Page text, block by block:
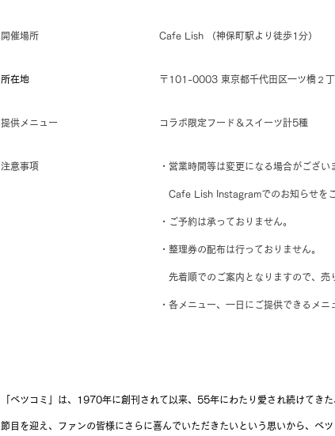
開催場所 Cafe Lish （神保町駅より徒歩1分）
所在地 〒101-0003 東京都千代田区一ツ橋２
提供メニュー コラボ限定フード＆スイーツ計5種
注意事項 ・営業時間等は変更になる場合がござい
Cafe Lish Instagramでのお知らせをご
・ご予約は承っておりません。
・整理券の配布は行っておりません。
先着順でのご案内となりますので、売
・各メニュー、一日にご提供できるメニ
「ベツコミ」は、1970年に創刊されて以来、55年にわたり愛され続けてき
節目を迎え、ファンの皆様にさらに喜んでいただきたいという思いから、ベ